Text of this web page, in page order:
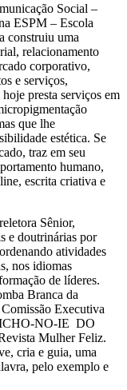
Social –
ESPM – Escola
construiu uma
relacionamento
corporativo,
e serviços,
presta serviços em
que lhe
estética. Se
traz em seu
humano,
escrita criativa e
Sênior,
e doutrinárias por
atividades
nos idiomas
de líderes.
Branca da
Executiva
NO-IE DO
Mulher Feliz.
cria e guia, uma
pelo exemplo e